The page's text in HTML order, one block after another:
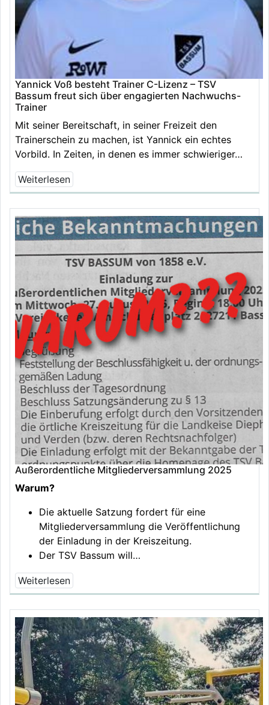
Yannick Voß besteht Trainer C-Lizenz – TSV
Bassum freut sich über engagierten Nachwuchs-
Trainer
Mit seiner Bereitschaft, in seiner Freizeit den
Trainerschein zu machen, ist Yannick ein echtes
Vorbild. In Zeiten, in denen es immer schwieriger…
Weiterlesen
Außerordentliche Mitgliederversammlung 2025
Warum?
Die aktuelle Satzung fordert für eine
Mitgliederversammlung die Veröffentlichung
der Einladung in der Kreiszeitung.
Der TSV Bassum will…
Weiterlesen